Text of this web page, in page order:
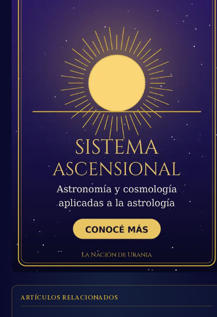
ARTÍCULOS RELACIONADOS